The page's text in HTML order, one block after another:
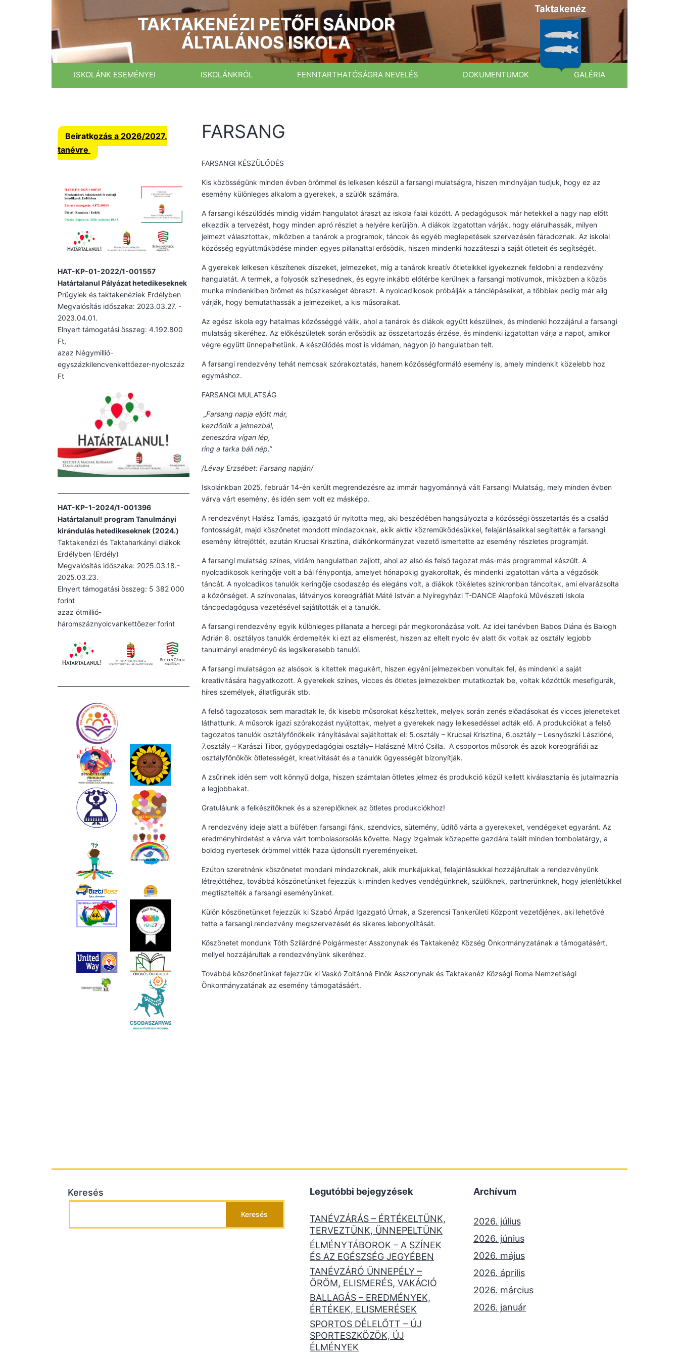
TAKTAKENÉZI PETŐFI SÁNDOR
ÁLTALÁNOS ISKOLA
ISKOLÁNK ESEMÉNYEI ISKOLÁNKRÓL FENNTARTHATÓSÁGRA NEVELÉS DOKUMENTUMOK GALÉRIA
Beiratkozás a 2026/2027.
tanévre
HAT-KP-01-2022/1-001557
Határtalanul Pályázat hetedikeseknek
Prügyiek és taktakenéziek Erdélyben
Megvalósítás időszaka: 2023.03.27. -
2023.04.01.
Elnyert támogatási összeg: 4.192.800
Ft,
azaz Négymillió-
egyszázkilencvenkettőezer-nyolcszáz
Ft
HAT-KP-1-2024/1-001396
Határtalanul! program Tanulmányi
kirándulás hetedikeseknek (2024.)
Taktakenézi és Taktaharkányi diákok
Erdélyben (Erdély)
Megvalósítás időszaka: 2025.03.18.-
2025.03.23.
Elnyert támogatási összeg: 5 382 000
forint
azaz ötmillió-
háromszáznyolcvankettőezer forint
FARSANG
FARSANGI KÉSZÜLŐDÉS
Kis közösségünk minden évben örömmel és lelkesen készül a farsangi mulatságra, hiszen mindnyájan tudjuk, hogy ez az
esemény különleges alkalom a gyerekek, a szülők számára.
A farsangi készülődés mindig vidám hangulatot áraszt az iskola falai között. A pedagógusok már hetekkel a nagy nap előtt
elkezdik a tervezést, hogy minden apró részlet a helyére kerüljön. A diákok izgatottan várják, hogy elárulhassák, milyen
jelmezt választottak, miközben a tanárok a programok, táncok és egyéb meglepetések szervezésén fáradoznak. Az iskolai
közösség együttműködése minden egyes pillanattal erősödik, hiszen mindenki hozzáteszi a saját ötleteit és segítségét.
A gyerekek lelkesen készítenek díszeket, jelmezeket, míg a tanárok kreatív ötleteikkel igyekeznek feldobni a rendezvény
hangulatát. A termek, a folyosók színesednek, és egyre inkább előtérbe kerülnek a farsangi motívumok, miközben a közös
munka mindenkiben örömet és büszkeséget ébreszt. A nyolcadikosok próbálják a tánclépéseiket, a többiek pedig már alig
várják, hogy bemutathassák a jelmezeiket, a kis műsoraikat.
Az egész iskola egy hatalmas közösséggé válik, ahol a tanárok és diákok együtt készülnek, és mindenki hozzájárul a farsangi
mulatság sikeréhez. Az előkészületek során erősödik az összetartozás érzése, és mindenki izgatottan várja a napot, amikor
végre együtt ünnepelhetünk. A készülődés most is vidáman, nagyon jó hangulatban telt.
A farsangi rendezvény tehát nemcsak szórakoztatás, hanem közösségformáló esemény is, amely mindenkit közelebb hoz
egymáshoz.
FARSANGI MULATSÁG
„Farsang napja eljött már,
kezdődik a jelmezbál,
zeneszóra vígan lép,
ring a tarka báli nép.”
/Lévay Erzsébet: Farsang napján/
Iskolánkban 2025. február 14-én került megrendezésre az immár hagyománnyá vált Farsangi Mulatság, mely minden évben
várva várt esemény, és idén sem volt ez másképp.
A rendezvényt Halász Tamás, igazgató úr nyitotta meg, aki beszédében hangsúlyozta a közösségi összetartás és a család
fontosságát, majd köszönetet mondott mindazoknak, akik aktív közreműködésükkel, felajánlásaikkal segítették a farsangi
esemény létrejöttét, ezután Krucsai Krisztina, diákönkormányzat vezető ismertette az esemény részletes programját.
A farsangi mulatság színes, vidám hangulatban zajlott, ahol az alsó és felső tagozat más-más programmal készült. A
nyolcadikosok keringője volt a bál fénypontja, amelyet hónapokig gyakoroltak, és mindenki izgatottan várta a végzősök
táncát. A nyolcadikos tanulók keringője csodaszép és elegáns volt, a diákok tökéletes szinkronban táncoltak, ami elvarázsolta
a közönséget. A színvonalas, látványos koreográfiát Máté István a Nyíregyházi T-DANCE Alapfokú Művészeti Iskola
táncpedagógusa vezetésével sajátították el a tanulók.
A farsangi rendezvény egyik különleges pillanata a hercegi pár megkoronázása volt. Az idei tanévben Babos Diána és Balogh
Adrián 8. osztályos tanulók érdemelték ki ezt az elismerést, hiszen az eltelt nyolc év alatt ők voltak az osztály legjobb
tanulmányi eredményű és legsikeresebb tanulói.
A farsangi mulatságon az alsósok is kitettek magukért, hiszen egyéni jelmezekben vonultak fel, és mindenki a saját
kreativitására hagyatkozott. A gyerekek színes, vicces és ötletes jelmezekben mutatkoztak be, voltak közöttük mesefigurák,
híres személyek, állatfigurák stb.
A felső tagozatosok sem maradtak le, ők kisebb műsorokat készítettek, melyek során zenés előadásokat és vicces jeleneteket
láthattunk. A műsorok igazi szórakozást nyújtottak, melyet a gyerekek nagy lelkesedéssel adták elő. A produkciókat a felső
tagozatos tanulók osztályfőnökeik irányításával sajátítottak el: 5.osztály – Krucsai Krisztina, 6.osztály – Lesnyószki Lászlóné,
7.osztály – Karászi Tibor, gyógypedagógiai osztály– Halászné Mitró Csilla. A csoportos műsorok és azok koreográfiái az
osztályfőnökök ötletességét, kreativitását és a tanulók ügyességét bizonyítják.
A zsűrinek idén sem volt könnyű dolga, hiszen számtalan ötletes jelmez és produkció közül kellett kiválasztania és jutalmaznia
a legjobbakat.
Gratulálunk a felkészítőknek és a szereplőknek az ötletes produkciókhoz!
A rendezvény ideje alatt a büfében farsangi fánk, szendvics, sütemény, üdítő várta a gyerekeket, vendégeket egyaránt. Az
eredményhirdetést a várva várt tombolasorsolás követte. Nagy izgalmak közepette gazdára talált minden tombolatárgy, a
boldog nyertesek örömmel vitték haza újdonsült nyereményeiket.
Ezúton szeretnénk köszönetet mondani mindazoknak, akik munkájukkal, felajánlásukkal hozzájárultak a rendezvényünk
létrejöttéhez, továbbá köszönetünket fejezzük ki minden kedves vendégünknek, szülőknek, partnerünknek, hogy jelenlétükkel
megtisztelték a farsangi eseményünket.
Külön köszönetünket fejezzük ki Szabó Árpád Igazgató Úrnak, a Szerencsi Tankerületi Központ vezetőjének, aki lehetővé
tette a farsangi rendezvény megszervezését és sikeres lebonyolítását.
Köszönetet mondunk Tóth Szilárdné Polgármester Asszonynak és Taktakenéz Község Önkormányzatának a támogatásért,
mellyel hozzájárultak a rendezvényünk sikeréhez.
Továbbá köszönetünket fejezzük ki Vaskó Zoltánné Elnök Asszonynak és Taktakenéz Községi Roma Nemzetiségi
Önkormányzatának az esemény támogatásáért.
Keresés
Keresés
Legutóbbi bejegyzések
TANÉVZÁRÁS – ÉRTÉKELTÜNK,
TERVEZTÜNK, ÜNNEPELTÜNK
ÉLMÉNYTÁBOROK – A SZÍNEK
ÉS AZ EGÉSZSÉG JEGYÉBEN
TANÉVZÁRÓ ÜNNEPÉLY –
ÖRÖM, ELISMERÉS, VAKÁCIÓ
BALLAGÁS – EREDMÉNYEK,
ÉRTÉKEK, ELISMERÉSEK
SPORTOS DÉLELŐTT – ÚJ
SPORTESZKÖZÖK, ÚJ
ÉLMÉNYEK
Archívum
2026. július
2026. június
2026. május
2026. április
2026. március
2026. január